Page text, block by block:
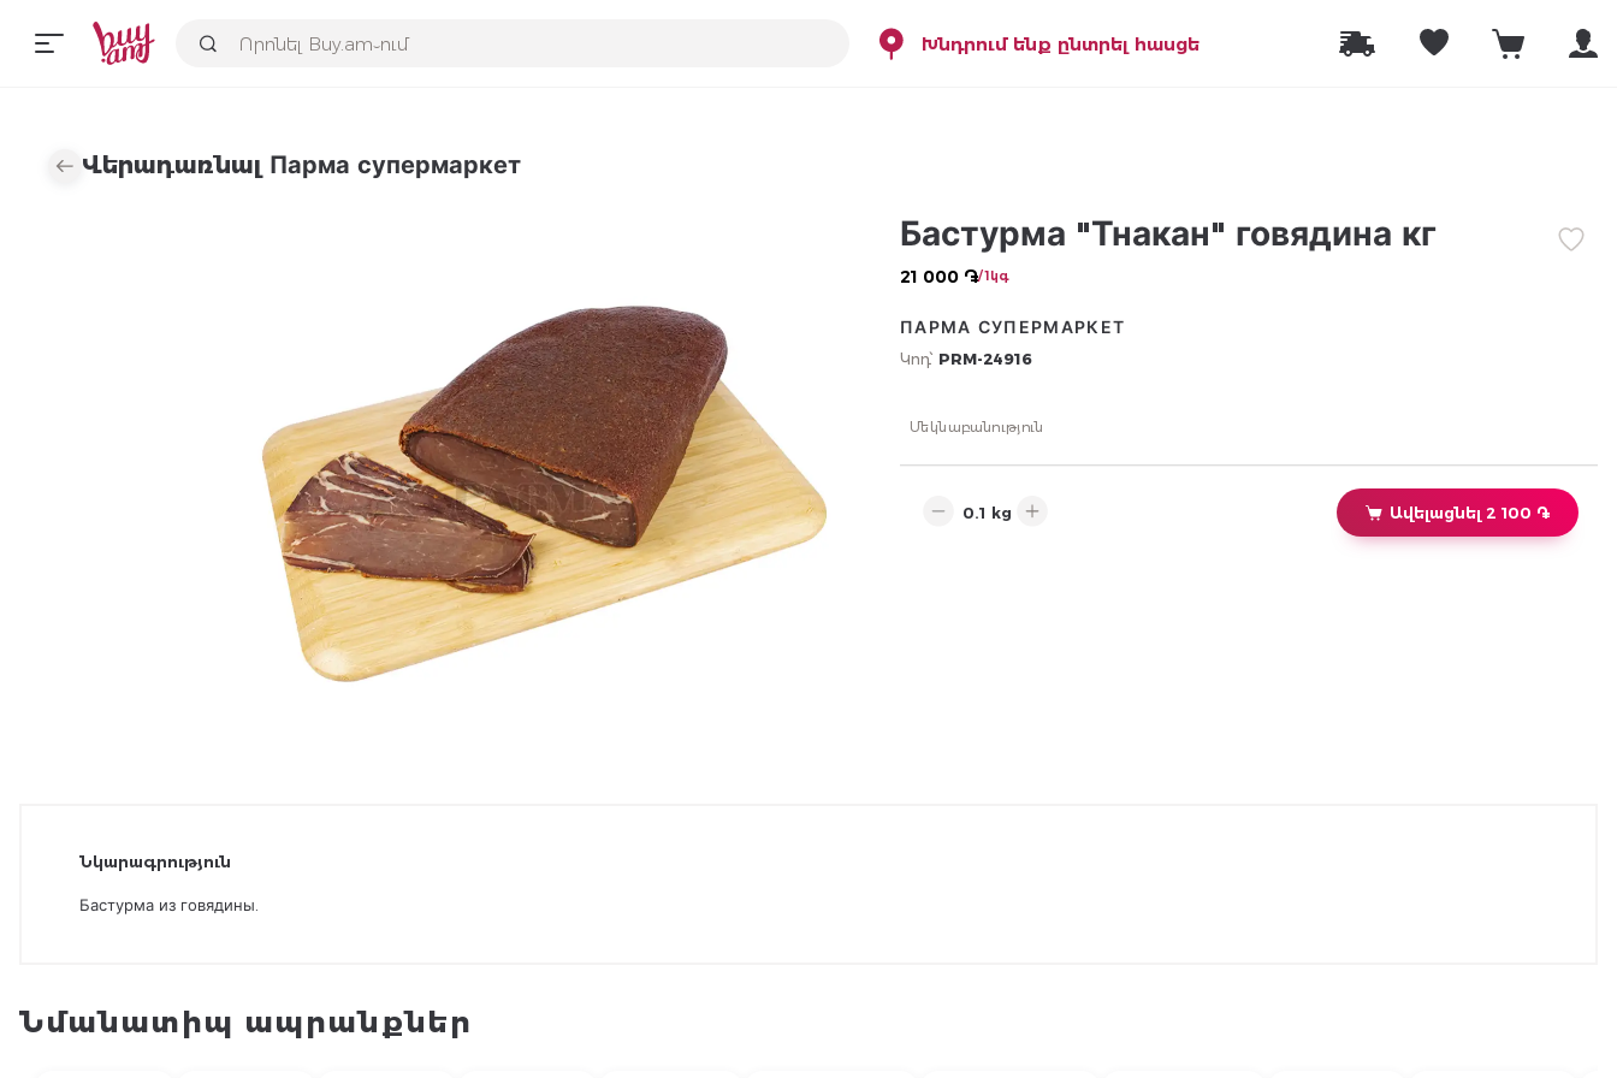
Խնդրում ենք ընտրել հասցե
Վերադառնալ Парма супермаркет
Бастурма "Тнакан" говядина кг
21 000 ֏/ 1կգ
ПАРМА СУПЕРМАРКЕТ
Կոդ՝ PRM-24916
Մեկնաբանություն
kg Ավելացնել 2 100 ֏
Նկարագրություն
Бастурма из говядины.
Նմանատիպ ապրանքներ